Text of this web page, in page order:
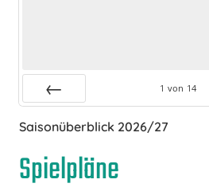
1 von 14
Saisonüberblick 2026/27
Spielpläne